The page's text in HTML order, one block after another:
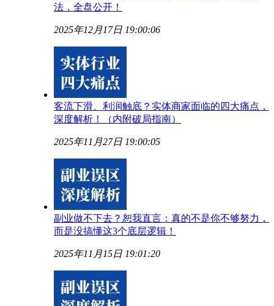
法，全盘公开！
2025年12月17日 19:00:06
客流下滑、利润触底？实体商家面临的四大痛点，
深度解析！（内附破局指南）
2025年11月27日 19:00:05
副业做不下去？恕我直言：真的不是你不够努力，
而是没搞懂这3个底层逻辑！
2025年11月15日 19:01:20